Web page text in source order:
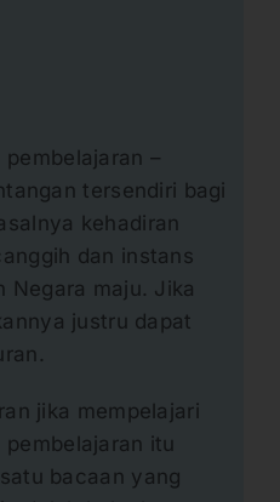
pembelajaran –
tersendiri bagi
kehadiran
dan instans
Negara maju. Jika
justru dapat
jika mempelajari
itu
bacaan yang